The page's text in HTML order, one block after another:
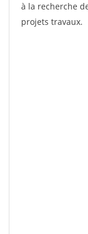
à la recherche
projets travaux.